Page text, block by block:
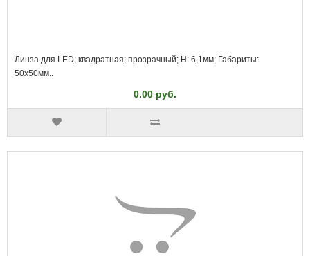
Линза для LED; квадратная; прозрачный; H: 6,1мм; Габариты:
50x50мм..
0.00 руб.